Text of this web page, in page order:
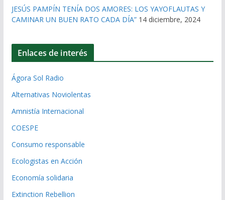
JESÚS PAMPÍN TENÍA DOS AMORES: LOS YAYOFLAUTAS Y
CAMINAR UN BUEN RATO CADA DÍA” 14 diciembre, 2024
Enlaces de interés
Ágora Sol Radio
Alternativas Noviolentas
Amnistía Internacional
COESPE
Consumo responsable
Ecologistas en Acción
Economía solidaria
Extinction Rebellion